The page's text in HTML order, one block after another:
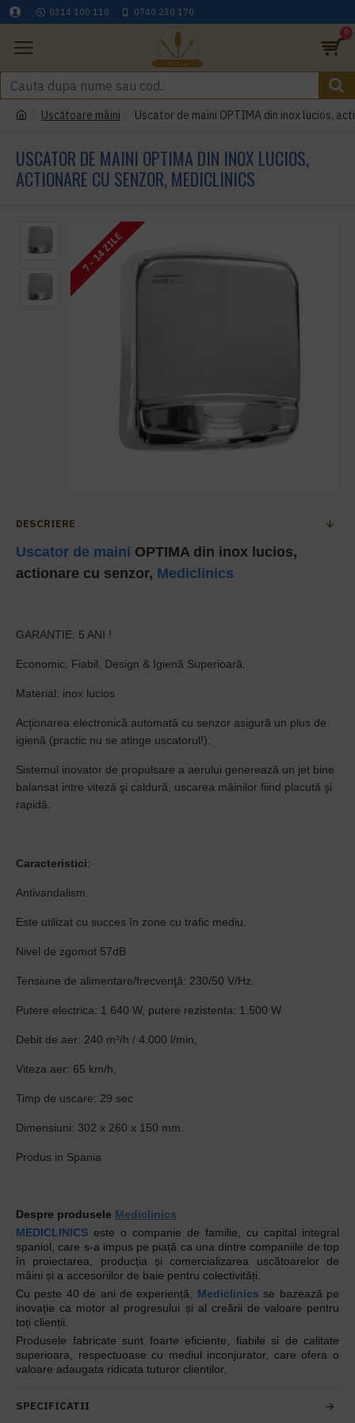
0314 100 110 0740 230 170
0
Uscătoare mâini Uscator de maini OPTIMA din inox lucios,
USCATOR DE MAINI OPTIMA DIN INOX LUCIOS,
ACTIONARE CU SENZOR, MEDICLINICS
7 - 14 ZILE
DESCRIERE
Uscator de maini OPTIMA din inox lucios,
actionare cu senzor, Mediclinics
GARANTIE: 5 ANI !
Economic, Fiabil, Design & Igienă Superioară.
Material: inox lucios
Acţionarea electronică automată cu senzor asigură un plus de
igienă (practic nu se atinge uscatorul!).
Sistemul inovator de propulsare a aerului generează un jet bine
balansat intre viteză şi caldură, uscarea mâinilor fiind placută şi
rapidă.
Caracteristici:
Antivandalism.
Este utilizat cu succes în zone cu trafic mediu.
Nivel de zgomot 57dB
Tensiune de alimentare/frecvenţă: 230/50 V/Hz.
Putere electrica: 1.640 W, putere rezistenta: 1.500 W
Debit de aer: 240 m³/h / 4.000 l/min,
Viteza aer: 65 km/h,
Timp de uscare: 29 sec
Dimensiuni: 302 x 260 x 150 mm.
Produs in Spania
Despre produsele Mediclinics
MEDICLINICS este o companie de familie, cu capital integral
spaniol, care s-a impus pe piață ca una dintre companiile de top
în proiectarea, producția și comercializarea uscătoarelor de
mâini și a accesoriilor de baie pentru colectivități.
Cu peste 40 de ani de experiență, Mediclinics se bazează pe
inovație ca motor al progresului și al creării de valoare pentru
toți clienții.
Produsele fabricate sunt foarte eficiente, fiabile si de calitate
superioara, respectuoase cu mediul inconjurator, care ofera o
valoare adaugata ridicata tuturor clientilor.
SPECIFICATII